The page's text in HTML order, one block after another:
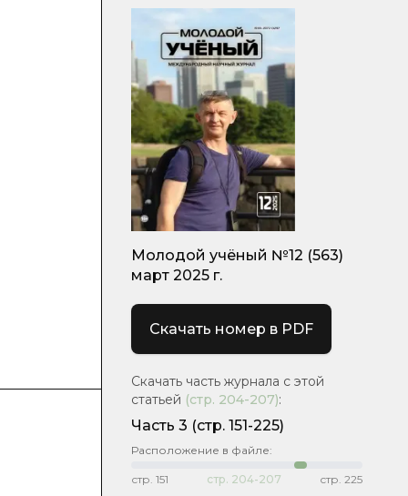
Молодой учёный №12 (563)
март 2025 г.
Скачать номер в PDF
Скачать часть журнала с этой
статьей (стр. 204-207):
Часть 3 (стр. 151-225)
Расположение в файле:
стр. 151 стр. 204-207 стр. 225